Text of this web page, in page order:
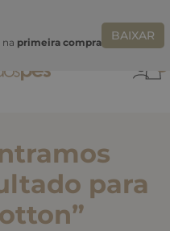
na primeira compra BAIXAR
para
”